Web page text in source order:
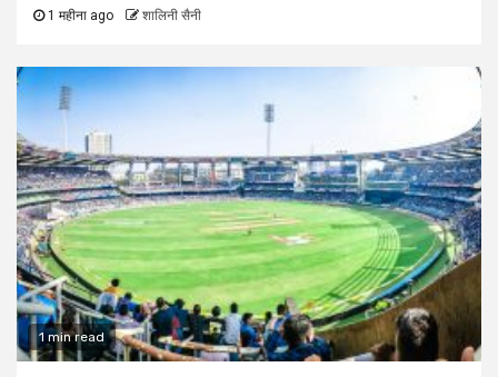
1 महीना ago शालिनी सैनी
1 min read